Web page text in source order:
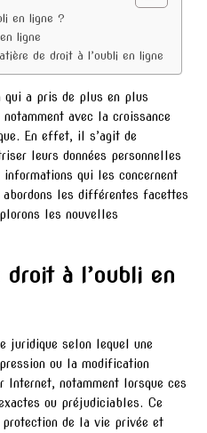
en ligne ?
ligne
de droit à l’oubli en ligne
qui a pris de plus en plus
avec la croissance
En effet, il s’agit de
leurs données personnelles
qui les concernent
les différentes facettes
les nouvelles
à l’oubli en
juridique selon lequel une
ou la modification
Internet, notamment lorsque ces
ou préjudiciables. Ce
de la vie privée et